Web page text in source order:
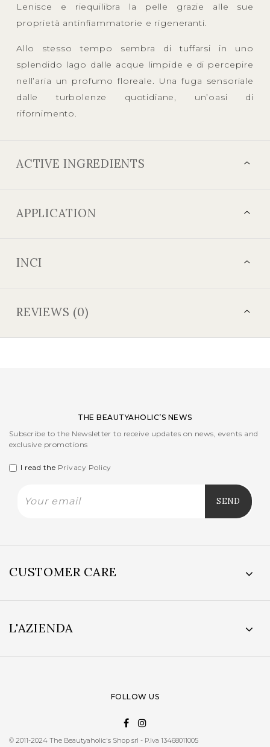
Lenisce e riequilibra la pelle grazie alle sue
proprietà antinfiammatorie e rigeneranti.
Allo stesso tempo sembra di tuffarsi in uno
splendido lago dalle acque limpide e di percepire
nell’aria un profumo floreale. Una fuga sensoriale
dalle turbolenze quotidiane, un’oasi di
rifornimento.
ACTIVE INGREDIENTS
APPLICATION
INCI
REVIEWS (0)
THE BEAUTYAHOLIC’S NEWS
Subscribe to the Newsletter to receive updates on news, events and
exclusive promotions
I read the Privacy Policy
CUSTOMER CARE
L'AZIENDA
FOLLOW US
© 2011-2024 The Beautyaholic's Shop srl - P.Iva 13468011005